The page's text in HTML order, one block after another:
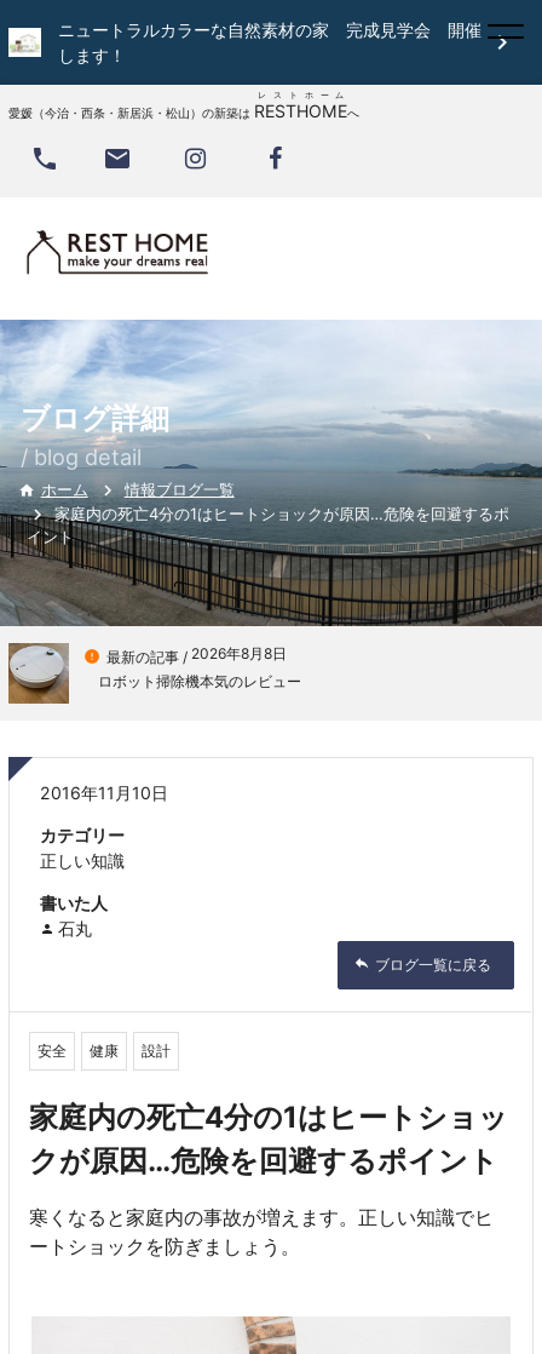
ニュートラルカラーな自然素材の家 完成見学会 開催
します！

愛媛（今治・西条・新居浜・松山）の新築は RESTHOME
レストホーム
へ
 
ブログ詳細
/ blog detail
 ホーム
情報ブログ一覧
家庭内の死亡4分の1はヒートショックが原因…危険を回避するポ
イント
 最新の記事 / 2026年8月8日
ロボット掃除機本気のレビュー
2016年11月10日
カテゴリー
正しい知識
書いた人
石丸
ブログ一覧に戻る
安全 健康 設計
家庭内の死亡4分の1はヒートショッ
クが原因…危険を回避するポイント
寒くなると家庭内の事故が増えます。正しい知識でヒ
ートショックを防ぎましょう。